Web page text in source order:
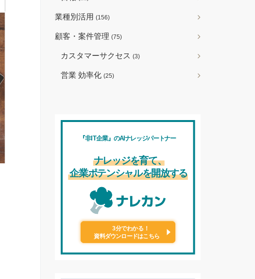
業種別活用 (156)
顧客・案件管理 (75)
カスタマーサクセス (3)
営業 効率化 (25)